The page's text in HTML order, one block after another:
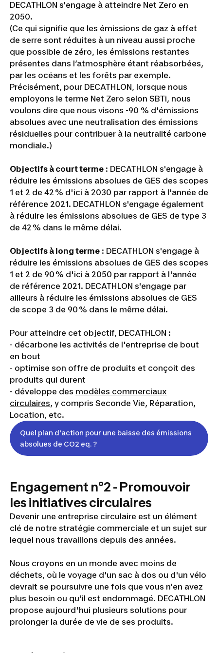
DECATHLON s'engage à atteindre Net Zero en
2050.
(Ce qui signifie que les émissions de gaz à effet
de serre sont réduites à un niveau aussi proche
que possible de zéro, les émissions restantes
présentes dans l’atmosphère étant réabsorbées,
par les océans et les forêts par exemple.
Précisément, pour DECATHLON, lorsque nous
employons le terme Net Zero selon SBTi, nous
voulons dire que nous visons -90 % d'émissions
absolues avec une neutralisation des émissions
résiduelles pour contribuer à la neutralité carbone
mondiale.)
Objectifs à court terme : DECATHLON s'engage à
réduire les émissions absolues de GES des scopes
1 et 2 de 42 % d'ici à 2030 par rapport à l'année de
référence 2021. DECATHLON s'engage également
à réduire les émissions absolues de GES de type 3
de 42 % dans le même délai.
Objectifs à long terme : DECATHLON s'engage à
réduire les émissions absolues de GES des scopes
1 et 2 de 90 % d'ici à 2050 par rapport à l'année
de référence 2021. DECATHLON s'engage par
ailleurs à réduire les émissions absolues de GES
de scope 3 de 90 % dans le même délai.
Pour atteindre cet objectif, DECATHLON :
- décarbone les activités de l'entreprise de bout
en bout
- optimise son offre de produits et conçoit des
produits qui durent
- développe des modèles commerciaux
circulaires, y compris Seconde Vie, Réparation,
Location, etc.
Quel plan d’action pour une baisse des émissions
absolues de CO2 eq. ?
Engagement n°2 - Promouvoir
les initiatives circulaires
Devenir une entreprise circulaire est un élément
clé de notre stratégie commerciale et un sujet sur
lequel nous travaillons depuis des années.
Nous croyons en un monde avec moins de
déchets, où le voyage d'un sac à dos ou d'un vélo
devrait se poursuivre une fois que vous n'en avez
plus besoin ou qu'il est endommagé. DECATHLON
propose aujourd'hui plusieurs solutions pour
prolonger la durée de vie de ses produits.